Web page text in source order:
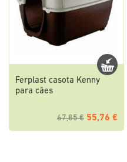
Ferplast casota Kenny
para cães
67,85 € 55,76 €